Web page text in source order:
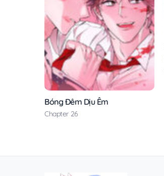
Bóng Đêm Dịu Êm
Chapter 26